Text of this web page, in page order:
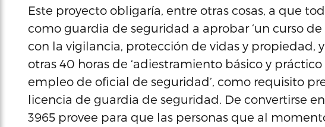
Este proyecto obligaría, entre otras cosas, a que
como guardia de seguridad a aprobar ‘un curso
con la vigilancia, protección de vidas y propiedad, y
otras 40 horas de ‘adiestramiento básico y
empleo de oficial de seguridad’, como requisito
licencia de guardia de seguridad. De convertirse
3965 provee para que las personas que al